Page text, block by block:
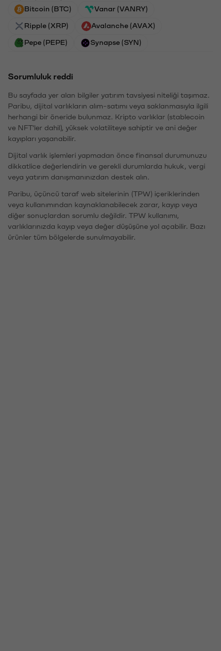
Bitcoin (BTC) Vanar (VANRY)
Ripple (XRP) Avalanche (AVAX)
Pepe (PEPE) Synapse (SYN)
Sorumluluk reddi
Bu sayfada yer alan bilgiler yatırım tavsiyesi niteliği taşımaz.
Paribu, dijital varlıkların alım-satımı veya saklanmasıyla ilgili
herhangi bir öneride bulunmaz. Kripto varlıklar (stablecoin
ve NFT'ler dahil), yüksek volatiliteye sahiptir ve ani değer
kayıpları yaşanabilir.
Dijital varlık işlemleri yapmadan önce finansal durumunuzu
dikkatlice değerlendirin ve gerekli durumlarda hukuk, vergi
veya yatırım danışmanınızdan destek alın.
Paribu, üçüncü taraf web sitelerinin (TPW) içeriklerinden
veya kullanımından kaynaklanabilecek zarar, kayıp veya
diğer sonuçlardan sorumlu değildir. TPW kullanımı,
varlıklarınızda kayıp veya değer düşüşüne yol açabilir. Bazı
ürünler tüm bölgelerde sunulmayabilir.